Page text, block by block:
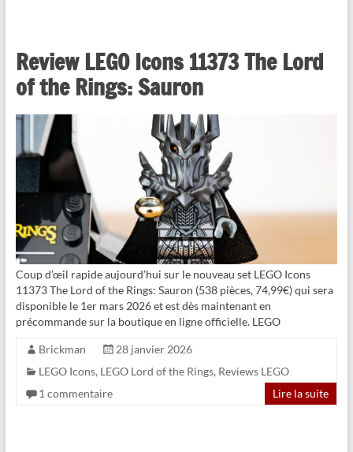
Review LEGO Icons 11373 The Lord
of the Rings: Sauron
Coup d’œil rapide aujourd’hui sur le nouveau set LEGO Icons
11373 The Lord of the Rings: Sauron (538 pièces, 74,99€) qui sera
disponible le 1er mars 2026 et est dès maintenant en
précommande sur la boutique en ligne officielle. LEGO
Brickman
28 janvier 2026
LEGO Icons, LEGO Lord of the Rings, Reviews LEGO
1 commentaire
Lire la suite